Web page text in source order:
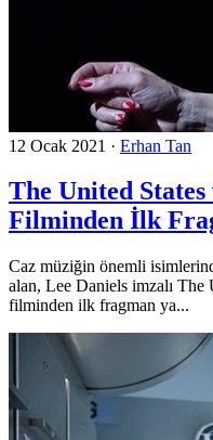
12 Ocak 2021 · Erhan Tan
The United
Filminden İlk
Caz müziğin önemli
alan, Lee Daniels imzalı
filminden ilk fragman ya...